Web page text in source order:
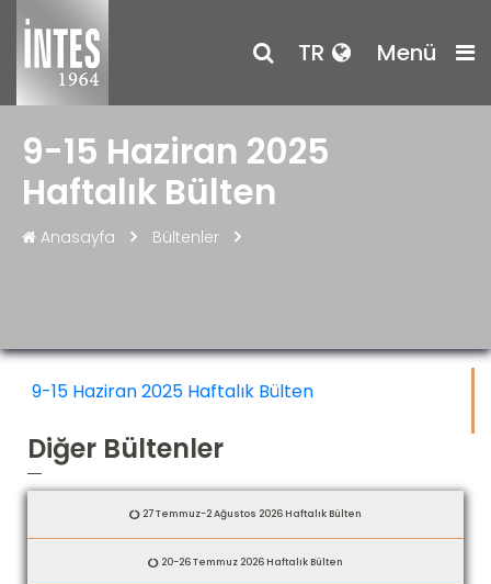
TR Menü
9-15 Haziran 2025
Haftalık Bülten
Anasayfa Bültenler
9-15 Haziran 2025 Haftalık Bülten
Diğer Bültenler
27 Temmuz-2 Ağustos 2026 Haftalık Bülten
20-26 Temmuz 2026 Haftalık Bülten